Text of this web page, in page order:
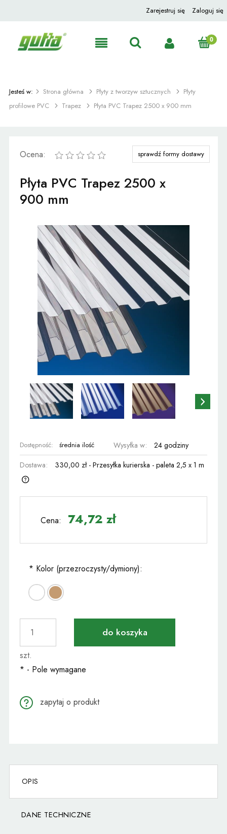
Zarejestruj się Zaloguj się
Jesteś w: Strona główna Płyty z tworzyw sztucznych
Płyty
profilowe PVC
Trapez Płyta PVC Trapez 2500 x 900 mm
Płyta PVC Trapez 2500 x
900 mm
Dostępność: średnia ilość Wysyłka w:
24 godziny
Dostawa:
330,00 zł - Przesyłka kurierska - paleta 2,5 x 1 m
sprawdź formy dostawy
Cena: 74,72 zł
* Kolor (przezroczysty/dymiony):
szt.
do koszyka
* - Pole wymagane
Ocena:
zapytaj o produkt
OPIS
DANE TECHNICZNE